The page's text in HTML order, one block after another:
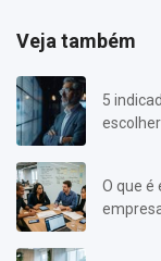
Veja também
5
O que é